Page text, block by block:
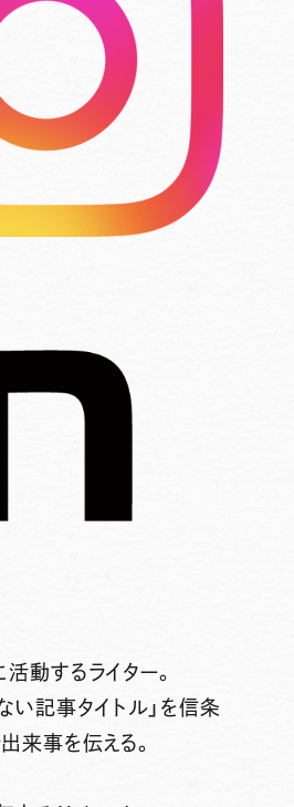
動するライター。
い記事タイトル」を信条
来事を伝える。